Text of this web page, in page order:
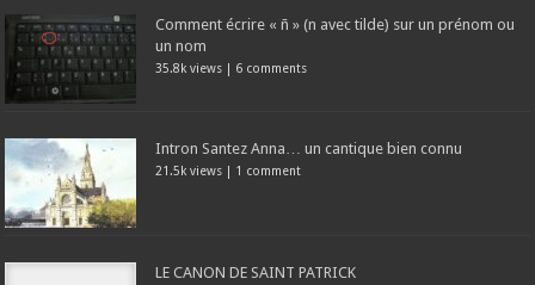
Comment écrire « ñ » (n avec tilde) sur un prénom ou
un nom
35.8k views | 6 comments
Intron Santez Anna… un cantique bien connu
21.5k views | 1 comment
LE CANON DE SAINT PATRICK